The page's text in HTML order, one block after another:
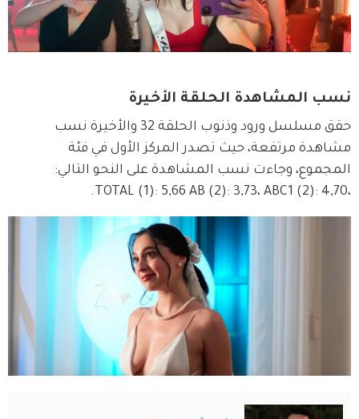
نسب المشاهدة الحلقة الأخيرة
حقق مسلسل ورود وذنوب الحلقة 32 والأخيرة نسب
مشاهدة مرتفعة، حيث تصدر المركز الأول في فئة
المجموع، وجاءت نسب المشاهدة على النحو التالي:
،TOTAL (1): 5,66 AB (2): 3,73، ABC1 (2): 4,70.